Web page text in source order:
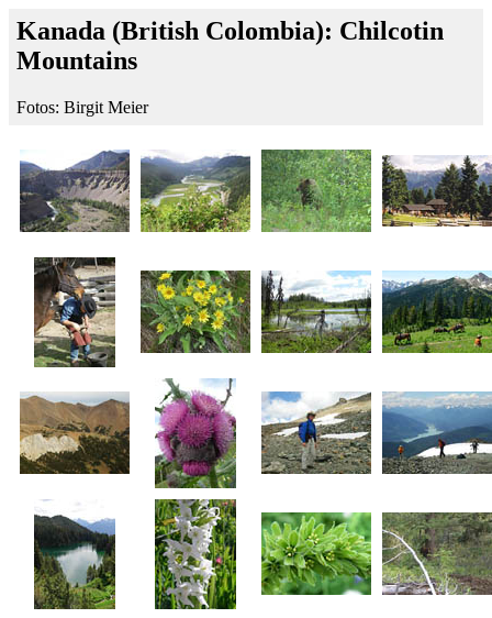
Kanada (British Colombia): Chilcotin
Mountains
Fotos: Birgit Meier